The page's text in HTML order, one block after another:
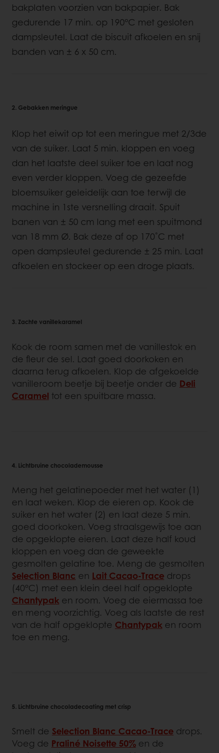
bakplaten voorzien van bakpapier. Bak
gedurende 17 min. op 190°C met gesloten
dampsleutel. Laat de biscuit afkoelen en snij
banden van ± 6 x 50 cm.
2. Gebakken meringue
Klop het eiwit op tot een meringue met 2/3de
van de suiker. Laat 5 min. kloppen en voeg
dan het laatste deel suiker toe en laat nog
even verder kloppen. Voeg de gezeefde
bloemsuiker geleidelijk aan toe terwijl de
machine in 1ste versnelling draait. Spuit
banen van ± 50 cm lang met een spuitmond
van 18 mm Ø. Bak deze af op 170˚C met
open dampsleutel gedurende ± 25 min. Laat
afkoelen en stockeer op een droge plaats.
3. Zachte vanillekaramel
Kook de room samen met de vanillestok en
de fleur de sel. Laat goed doorkoken en
daarna terug afkoelen. Klop de afgekoelde
vanilleroom beetje bij beetje onder de Deli
Caramel tot een spuitbare massa.
4. Lichtbruine chocolademousse
Meng het gelatinepoeder met het water (1)
en laat weken. Klop de eieren op. Kook de
suiker en het water (2) en laat deze 5 min.
goed doorkoken. Voeg straalsgewijs toe aan
de opgeklopte eieren. Laat deze half koud
kloppen en voeg dan de geweekte
gesmolten gelatine toe. Meng de gesmolten
Selection Blanc en Lait Cacao-Trace drops
(40°C) met een klein deel half opgeklopte
Chantypak en room. Voeg de eiermassa toe
en meng voorzichtig. Voeg als laatste de rest
van de half opgeklopte Chantypak en room
toe en meng.
5. Lichtbruine chocoladecoating met crisp
Smelt de Selection Blanc Cacao-Trace drops.
Voeg de Praliné Noisette 50% en de